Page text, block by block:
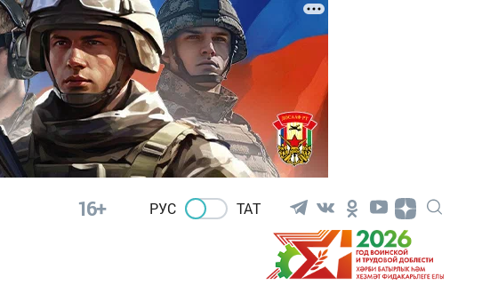
16+ РУС ТАТ